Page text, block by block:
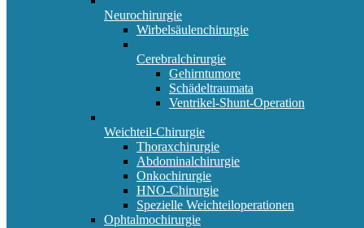
Neurochirurgie
Wirbelsäulenchirurgie
Cerebralchirurgie
Gehirntumore
Schädeltraumata
Ventrikel-Shunt-Operation
Weichteil-Chirurgie
Thoraxchirurgie
Abdominalchirurgie
Onkochirurgie
HNO-Chirurgie
Spezielle Weichteiloperationen
Ophtalmochirurgie